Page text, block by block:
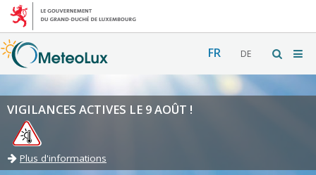
FR DE
VIGILANCES ACTIVES LE 9 AOÛT !
Plus d'informations